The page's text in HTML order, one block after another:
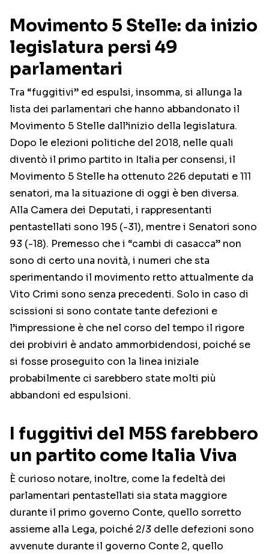
Movimento 5 Stelle: da inizio
legislatura persi 49
parlamentari
Tra “fuggitivi” ed espulsi, insomma, si allunga la
lista dei parlamentari che hanno abbandonato il
Movimento 5 Stelle dall’inizio della legislatura.
Dopo le elezioni politiche del 2018, nelle quali
diventò il primo partito in Italia per consensi, il
Movimento 5 Stelle ha ottenuto 226 deputati e 111
senatori, ma la situazione di oggi è ben diversa.
Alla Camera dei Deputati, i rappresentanti
pentastellati sono 195 (-31), mentre i Senatori sono
93 (-18). Premesso che i “cambi di casacca” non
sono di certo una novità, i numeri che sta
sperimentando il movimento retto attualmente da
Vito Crimi sono senza precedenti. Solo in caso di
scissioni si sono contate tante defezioni e
l’impressione è che nel corso del tempo il rigore
dei probiviri è andato ammorbidendosi, poiché se
si fosse proseguito con la linea iniziale
probabilmente ci sarebbero state molti più
abbandoni ed espulsioni.
I fuggitivi del M5S farebbero
un partito come Italia Viva
È curioso notare, inoltre, come la fedeltà dei
parlamentari pentastellati sia stata maggiore
durante il primo governo Conte, quello sorretto
assieme alla Lega, poiché 2/3 delle defezioni sono
avvenute durante il governo Conte 2, quello